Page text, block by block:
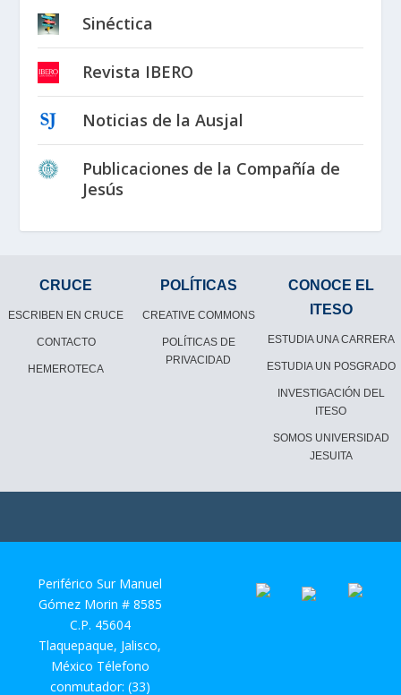
Sinéctica
Revista IBERO
Noticias de la Ausjal
Publicaciones de la Compañía de
Jesús
CRUCE
ESCRIBEN EN CRUCE
CONTACTO
HEMEROTECA
POLÍTICAS
CREATIVE COMMONS
POLÍTICAS DE
PRIVACIDAD
CONOCE EL
ITESO
ESTUDIA UNA CARRERA
ESTUDIA UN POSGRADO
INVESTIGACIÓN DEL
ITESO
SOMOS UNIVERSIDAD
JESUITA
Periférico Sur Manuel
Gómez Morin # 8585
C.P. 45604
Tlaquepaque, Jalisco,
México Télefono
conmutador: (33)